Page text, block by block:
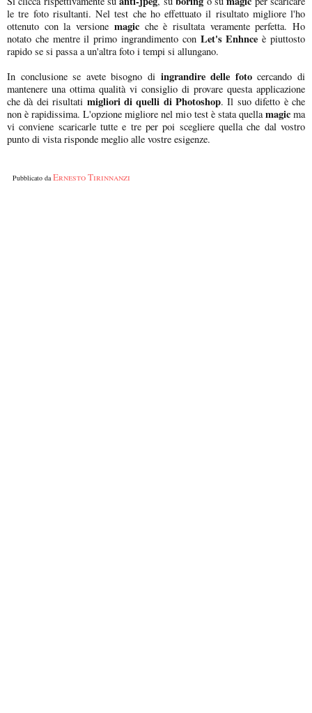
le tre foto risultanti. Nel test che ho effettuato il risultato migliore l'ho
ottenuto con la versione magicche è risultata veramente perfetta. Ho
notato che mentre il primo ingrandimento con Let's Enhnce è piuttosto
rapido se si passa a un'altra foto i tempi si allungano.
In conclusione se avete bisogno di ingrandire delle fotocercando di
mantenere una ottima qualità vi consiglio di provare questa applicazione
che dà dei risultati migliori di quelli di Photoshop. Il suo difetto è che
non è rapidissima. L'opzione migliore nel mio test è stata quellamagicma
vi conviene scaricarle tutte e tre per poi scegliere quella che dal vostro
punto di vista risponde meglio alle vostre esigenze.
Pubblicato daErnesto Tirinnanzi